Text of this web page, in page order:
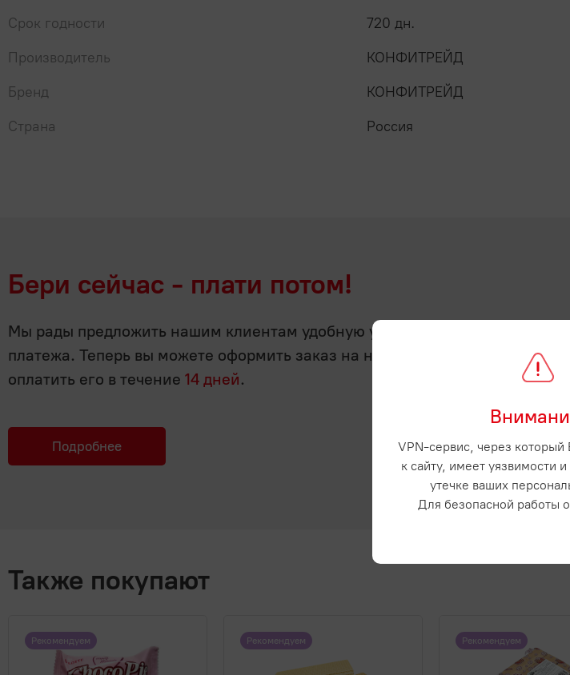
Срок годности
720 дн.
Производитель
КОНФИТРЕЙД
Бренд
КОНФИТРЕЙД
Страна
Россия
Бери сейчас - плати потом!
Мы рады предложить нашим клиентам удобную услугу - отсрочку
платежа. Теперь вы можете оформить заказ на нашем сайте и
оплатить его в течение 14 дней.
Подробнее
Также покупают
Рекомендуем Рекомендуем Рекомендуем
VPN-сервис, через
к сайту, имеет уязвимости
утечке ваших
Для безопасной работы